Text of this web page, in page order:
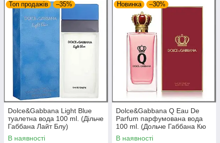
Топ продажів –35%
Dolce&Gabbana Light Blue
туалетна вода 100 ml. (Дільче
Габбана Лайт Блу)
В наявності
Новинка –30%
Dolce&Gabbana Q Eau De
Parfum парфумована вода
100 ml. (Дольче Габбана Кю
Еау Де Парфюм)
В наявності